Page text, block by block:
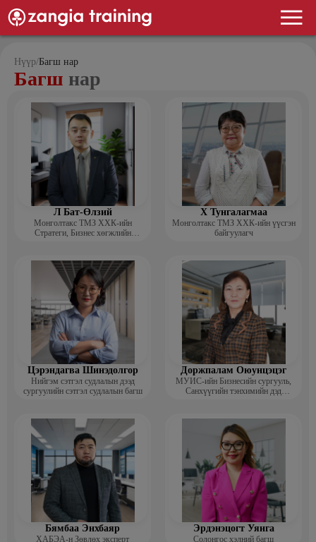
Нүүр/Багш нар
Багш нар
Л Бат-Өлзий
Монголтакс ТМЗ ХХК-ийн
Стратеги, Бизнес хөгжлийн
Х Тунгалагмаа
Монголтакс ТМЗ ХХК-ийн үүсгэн
байгуулагч
Цэрэндагва Шинэдолгор
Нийгэм сэтгэл судлалын дээд
сургуулийн сэтгэл судлалын багш
Доржпалам Оюунцэцэг
МУИС-ийн Бизнесийн сургууль,
Санхүүгийн тэнхимийн дэд
Бямбаа Энхбаяр
ХАБЭА-н Зөвлөх эксперт
Эрдэнэцогт Уянга
Солонгос хэлний багш